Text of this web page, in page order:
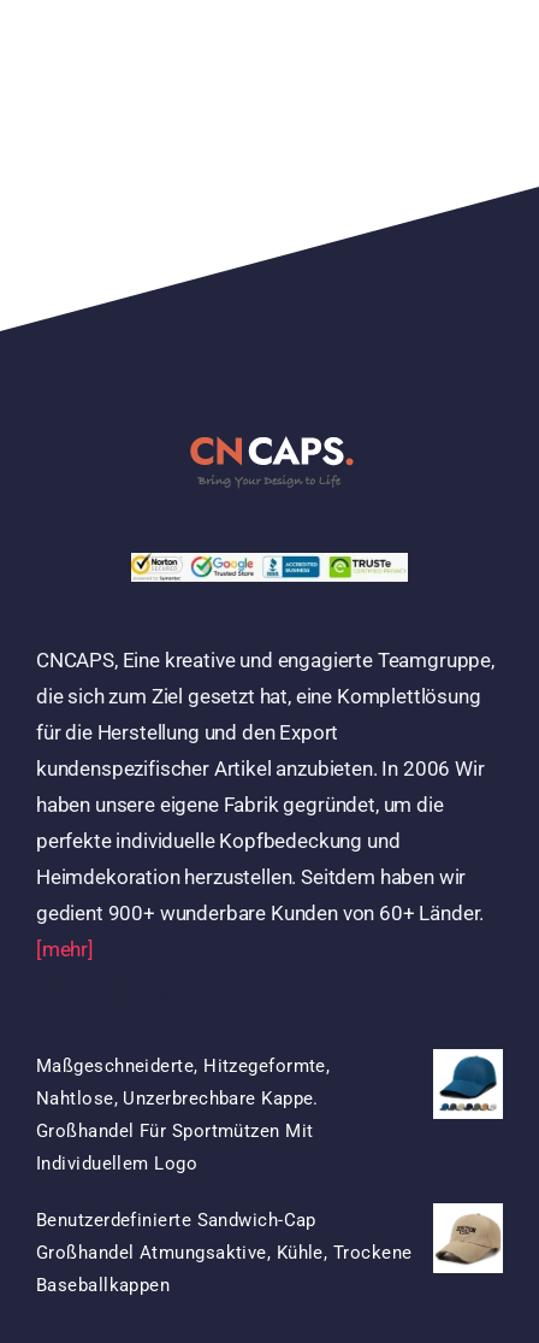
CNCAPS, Eine kreative und engagierte Teamgruppe,
die sich zum Ziel gesetzt hat, eine Komplettlösung
für die Herstellung und den Export
kundenspezifischer Artikel anzubieten. In 2006 Wir
haben unsere eigene Fabrik gegründet, um die
perfekte individuelle Kopfbedeckung und
Heimdekoration herzustellen. Seitdem haben wir
gedient 900+ wunderbare Kunden von 60+ Länder.
[mehr]
Maßgeschneiderte, Hitzegeformte,
Nahtlose, Unzerbrechbare Kappe.
Großhandel Für Sportmützen Mit
Individuellem Logo
War:
$15.50
Ist:
$7.50.
Benutzerdefinierte Sandwich-Cap
Großhandel Atmungsaktive, Kühle, Trockene
BaseballkappenUrsprünglicher
Aktueller